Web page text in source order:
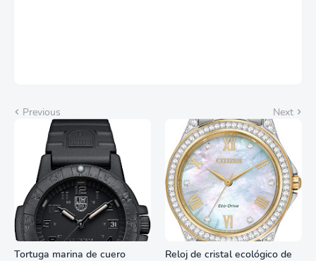
Previous Next
Tortuga marina de cuero
Reloj de cristal ecológico de